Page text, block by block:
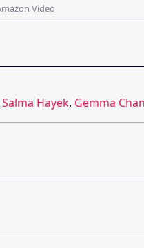
Video
Salma Hayek, Gemma